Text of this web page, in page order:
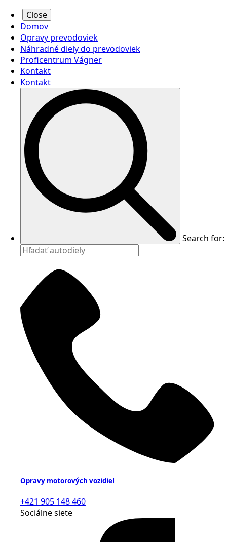
Close
Domov
Opravy prevodoviek
Náhradné diely do prevodoviek
Proficentrum Vágner
Kontakt
Kontakt
Search for:
Opravy motorových vozidiel
+421 905 148 460
Sociálne siete